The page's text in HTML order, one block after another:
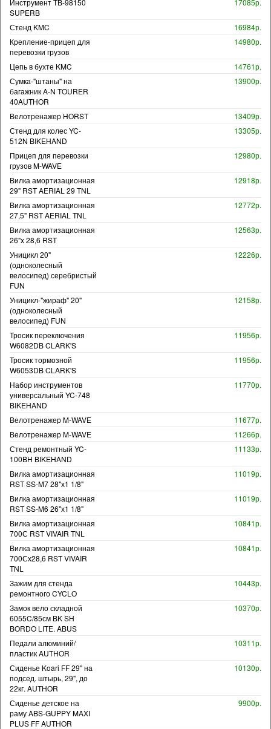
SUPERB
Стенд KMC
16984р.
Крепление-прицеп для
перевозки грузов
14980р.
Цепь в бухте KMC
14761р.
Сумка-"штаны" на
багажник A-N TOURER
40AUTHOR
13900р.
Велотренажер HORST
13409р.
Стенд для колес YC-
512N BIKEHAND
13305р.
Прицеп для перевозки
грузов M-WAVE
12980р.
Вилка амортизационная
29" RST AERIAL 29 TNL
12918р.
Вилка амортизационная
27,5" RST AERIAL TNL
12772р.
Вилка амортизационная
26"х 28,6 RST
12563р.
Уницикл 20"
(одноколесный
велосипед) серебристый
FUN
12226р.
Уницикл-"жираф" 20"
(одноколесный
велосипед) FUN
12158р.
Тросик переключения
W6082DB CLARK'S
11956р.
Тросик тормозной
W6053DB CLARK'S
11956р.
Набор инструментов
универсальный YC-748
BIKEHAND
11770р.
Велотренажер M-WAVE
11677р.
Велотренажер M-WAVE
11266р.
Стенд ремонтный YC-
100BH BIKEHAND
11133р.
Вилка амортизационная
RST SS-M7 28"х1 1/8"
11019р.
Вилка амортизационная
RST SS-M6 26"х1 1/8"
11019р.
Вилка амортизационная
700С RST VIVAIR TNL
10841р.
Вилка амортизационная
700Сх28,6 RST VIVAIR
TNL
10841р.
Зажим для стенда
ремонтного CYCLO
10443р.
Замок вело складной
6055C/85см BK SH
BORDO LITE. ABUS
10370р.
Педали алюминий/
пластик AUTHOR
10311р.
Сиденье Koari FF 29" на
подсед. штырь, 29", до
22кг. AUTHOR
10130р.
Сиденье детское на
раму ABS-GUPPY MAXI
PLUS FF AUTHOR
9900р.